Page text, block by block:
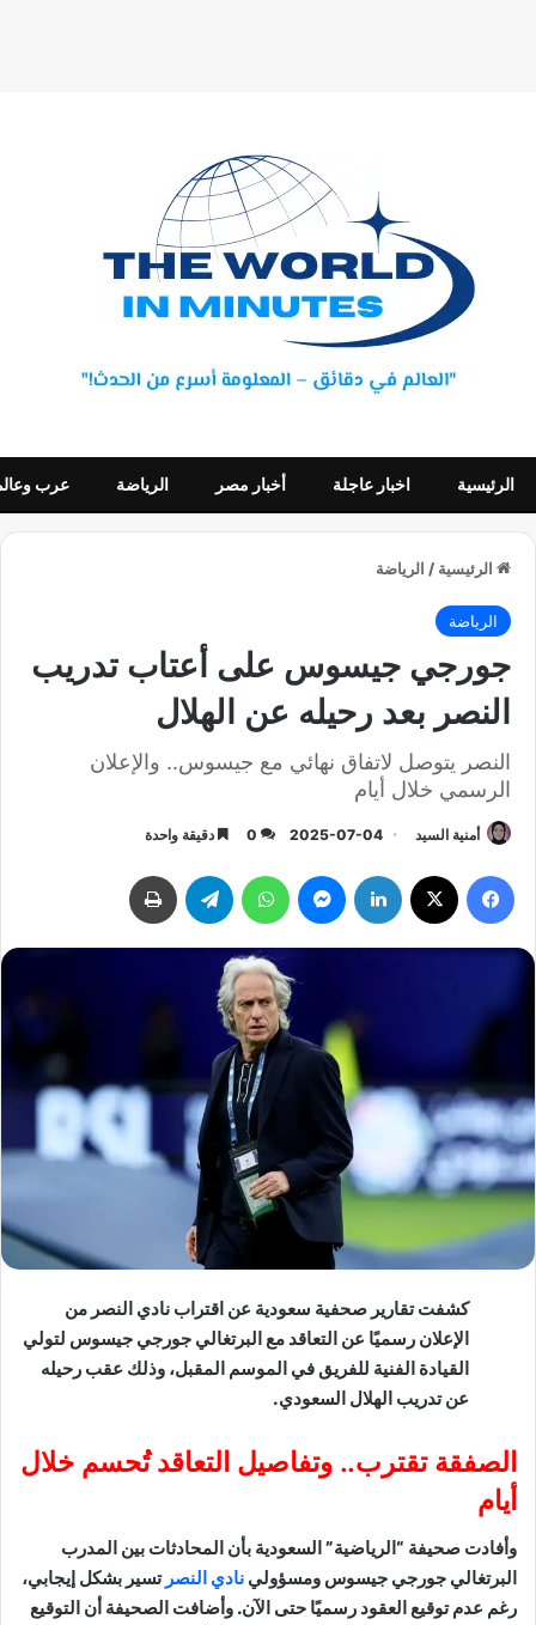
الرئيسية اخبار عاجلة أخبار مصر الرياضة عرب
الرئيسية / الرياضة
الرياضة
جورجي جيسوس على أعتاب تدريب
النصر بعد رحيله عن الهلال
النصر يتوصل لاتفاق نهائي مع جيسوس.. والإعلان
الرسمي خلال أيام
أمنية السيد 2025-07-04
0 دقيقة واحدة
كشفت تقارير صحفية سعودية عن اقتراب نادي النصر من
الإعلان رسميًا عن التعاقد مع البرتغالي جورجي جيسوس لتولي
القيادة الفنية للفريق في الموسم المقبل، وذلك عقب رحيله
عن تدريب الهلال السعودي.
الصفقة تقترب.. وتفاصيل التعاقد تُحسم خلال
أيام
وأفادت صحيفة “الرياضية” السعودية بأن المحادثات بين المدرب
البرتغالي جورجي جيسوس ومسؤولي نادي النصر تسير بشكل إيجابي،
رغم عدم توقيع العقود رسميًا حتى الآن. وأضافت الصحيفة أن التوقيع